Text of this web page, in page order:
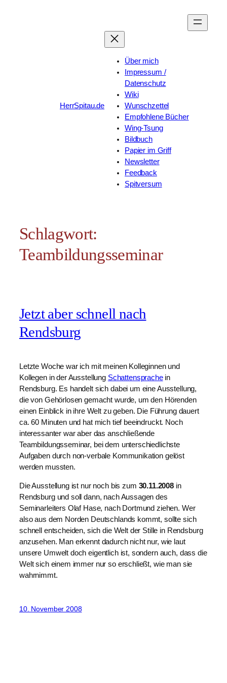
HerrSpitau.de
Über mich
Impressum /
Datenschutz
Wiki
Wunschzettel
Empfohlene Bücher
Wing-Tsung
Bildbuch
Papier im Griff
Newsletter
Feedback
Spitversum
Schlagwort:
Teambildungsseminar
Jetzt aber schnell nach
Rendsburg
Letzte Woche war ich mit meinen Kolleginnen und
Kollegen in der Ausstellung Schattensprachein
Rendsburg. Es handelt sich dabei um eine Ausstellung,
die von Gehörlosen gemacht wurde, um den Hörenden
einen Einblick in ihre Welt zu geben. Die Führung dauert
ca. 60 Minuten und hat mich tief beeindruckt. Noch
interessanter war aber das anschließende
Teambildungsseminar, bei dem unterschiedlichste
Aufgaben durch non-verbale Kommunikation gelöst
werden mussten.
Die Ausstellung ist nur noch bis zum 30.11.2008 in
Rendsburg und soll dann, nach Aussagen des
Seminarleiters Olaf Hase, nach Dortmund ziehen. Wer
also aus dem Norden Deutschlands kommt, sollte sich
schnell entscheiden, sich die Welt der Stille in Rendsburg
anzusehen. Man erkennt dadurch nicht nur, wie laut
unsere Umwelt doch eigentlich ist, sondern auch, dass die
Welt sich einem immer nur so erschließt, wie man sie
wahrnimmt.
10. November 2008